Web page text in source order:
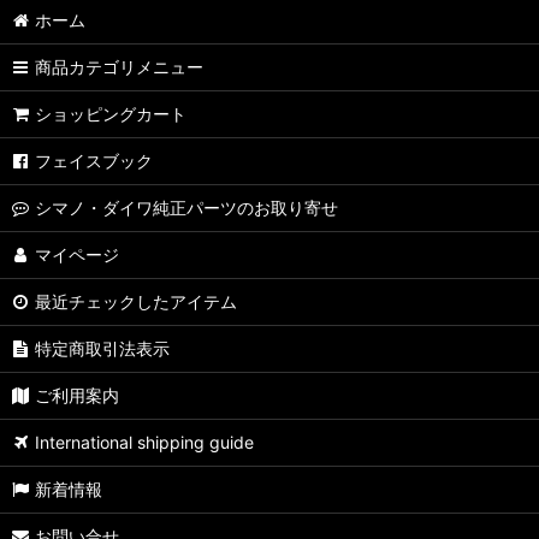
【シマノ】10ステラ［STELLA］対応 カスタムパーツ
【シマノ】07ステラ［STELLA］対応 カスタムパーツ
【シマノ】19-22ステラSW［STELLA SW］対応 カスタムパーツ
【シマノ】13ステラSW［STELLA SW］対応 カスタムパーツ
【シマノ】08ステラSW［STELLA SW］対応 カスタムパーツ
【シマノ】01ステラSW［STELLA SW］対応 カスタムパーツ
【シマノ】19ヴァンキッシュ［VANQUISH］対応 カスタムパーツ
17ヴァンキッシュFW用
【シマノ】16ヴァンキッシュ・17ヴァンキッシュFW［VANQUISH
ホーム
商品カテゴリメニュー
ショッピングカート
フェイスブック
シマノ・ダイワ純正パーツのお取り寄せ
マイページ
最近チェックしたアイテム
特定商取引法表示
ご利用案内
International shipping guide
新着情報